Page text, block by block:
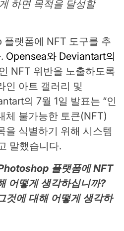
하면 목적을 달성할
랫폼에 NFT 도구를 추
Opensea와 Deviantart의
NFT 위반을 노출하도록
인 아트 갤러리 및
의 7월 1일 발표는 “인
체 불가능한 토큰(NFT)
을 식별하기 위해 시스템
말했습니다.
플랫폼에 NFT
어떻게 생각하십니까?
것에 대해 어떻게 생각하